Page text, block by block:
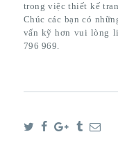
trong việc thiết kế
Chúc các bạn có
vấn kỹ hơn vui lòng
796 969.